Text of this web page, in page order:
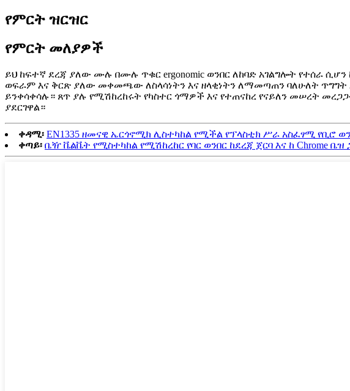
የምርት ዝርዝር
የምርት መለያዎች
ይህ ከፍተኛ ደረጃ ያለው ሙሉ በሙሉ ጥቁር ergonomic ወንበር ለከባድ አገልግሎት የተሰራ
ወፍራም እና ቅርጽ ያለው መቀመጫው ለስላሳነትን እና ዘላቂነትን ለማመጣጠን ባለሁለት
ይንቀሳቀሳሉ። ጸጥ ያሉ የሚሽከረከሩት የካስተር ጎማዎች እና የተጠናከረ የናይለን መሠረት
ያደርገዋል።
ቀዳሚ፡ EN1335 ዘመናዊ ኤርጎኖሚክ ሊስተካከል የሚችል የፕላስቲክ ሥራ አስፈፃሚ
ቀጣይ፡ ቤዥ ቬልቬት የሚስተካከል የሚሽከረከር የባር ወንበር ከደረጃ ጀርባ እና ከ Chrome ቤዝ